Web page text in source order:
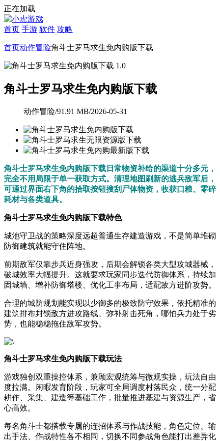
正在加载
首页 手游 软件 攻略
首页动作冒险角斗士罗马求生免内购版下载
角斗士罗马求生免内购版下载
动作冒险/91.91 MB/2026-05-31
角斗士罗马求生免内购版下载日常物资补给的渠道十分多元，
完全不用局限于单一获取方式。清理地图刷新的逃兵敌军后，
可通过界面右下角的拾取按钮搜刮尸体物资，收获口粮、零碎
耗材与各类道具。
角斗士罗马求生免内购版下载特色
城池守卫战的策略深度远超普通生存建造游戏，不是简单堆砌
防御建筑就能守住阵地。
前期敌军仅靠步兵近身强攻，后期会解锁各类大型攻城器械，
破城效率大幅提升。这就要求玩家同步迭代防御体系，持续加
固城墙、增补防御塔楼、优化工事布局，适配敌方进阶攻势。
合理的城防规划能实现以少御多的极致防守效果，依托精准的
建筑排布封锁敌方进攻路线、弥补射击死角，哪怕兵力处于劣
势，也能稳稳拖住敌军攻势。
角斗士罗马求生免内购版下载玩法
游戏独创双重操控体系，兼顾宏观统筹与微观实操，玩法自由
度拉满。闲暇发育阶段，玩家可全局调度村落民众，统一分配
耕作、采集、建造等基础工作，批量推进基建与资源生产，省
心高效。
每名角斗士都搭载专属的连招体系与作战技能，角色定位、输
出手法、作战特性各不相同，切换不同参战角色能打出差异化